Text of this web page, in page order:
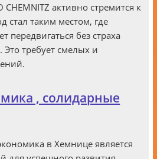
CHEMNITZ активно стремится к
стал таким местом, где
передвигаться без страха
Это требует смелых и
, солидарные
в Хемнице является